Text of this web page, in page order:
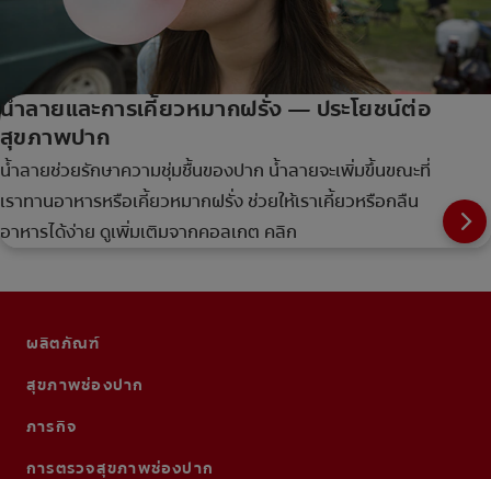
น้ำลายและการเคี้ยวหมากฝรั่ง — ประโยชน์ต่อ
สุขภาพปาก
น้ำลายช่วยรักษาความชุ่มชื้นของปาก น้ำลายจะเพิ่มขึ้นขณะที่
เราทานอาหารหรือเคี้ยวหมากฝรั่ง ช่วยให้เราเคี้ยวหรือกลืน
อาหารได้ง่าย ดูเพิ่มเติมจากคอลเกต คลิก
ผลิตภัณฑ์
สุขภาพช่องปาก
ภารกิจ
การตรวจสุขภาพช่องปาก